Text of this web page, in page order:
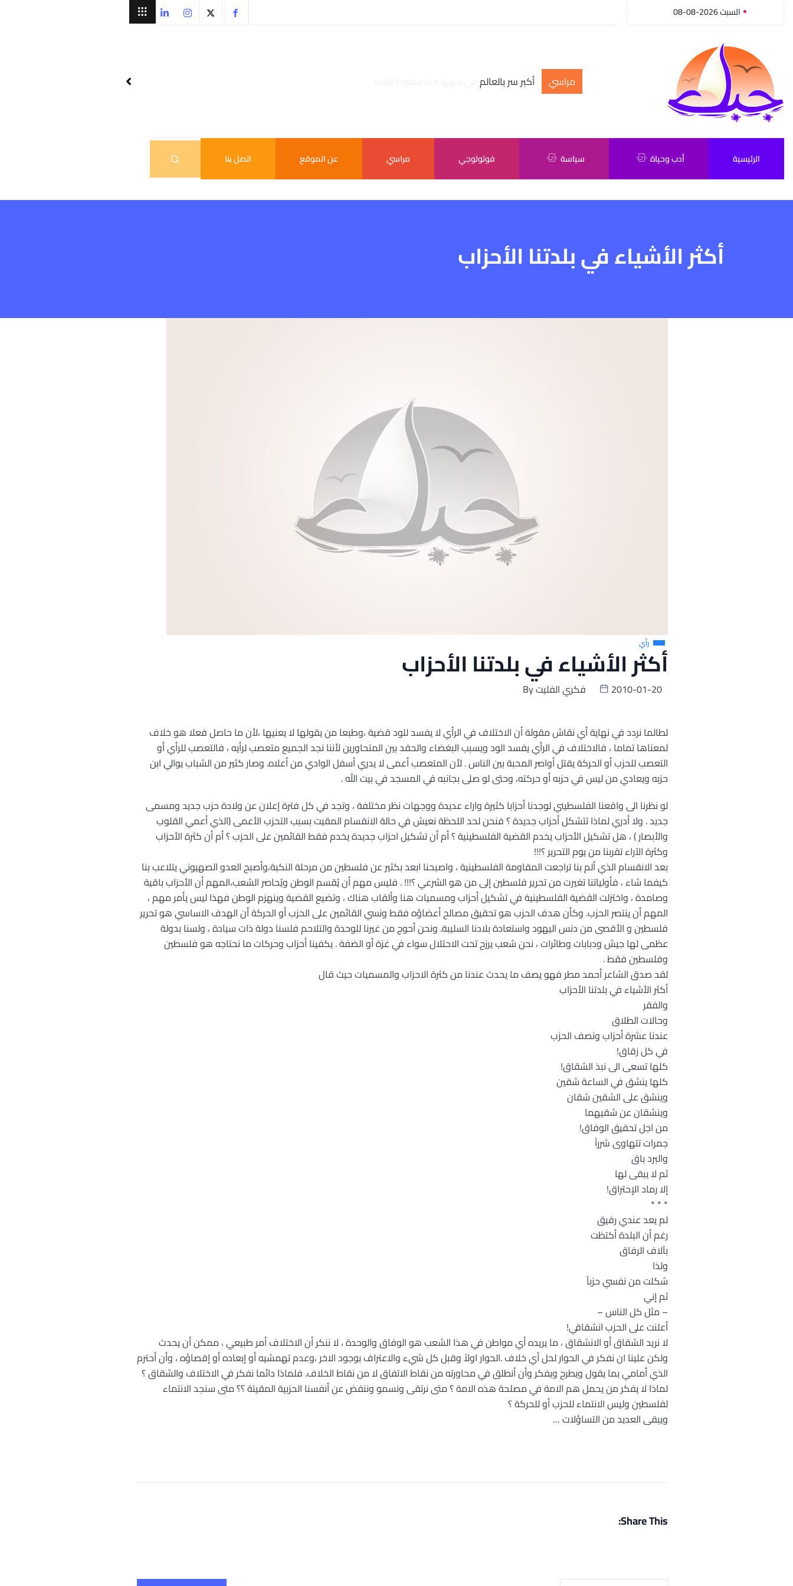
السبت 2026-08-08
مراسي أكبر سر بالعالم
الرئيسية أدب وحياة سياسة فوتولوجي مراسي عن الموقع اتصل بنا
أكثر الأشياء في بلدتنا الأحزاب
رأي
أكثر الأشياء في بلدتنا الأحزاب
Byفكري الفليت 2010-01-20
لطالما نردد في نهاية أي نقاش مقولة أن الاختلاف في الرأي لا يفسد للود قضية ،وطبعا من يقولها لا يعنيها ،لأن ما حاصل فعلا هو خلاف
لمعناها تماما ، فالاختلاف في الرأي يفسد الود ويسبب البغضاء والحقد بين المتحاورين لأننا نجد الجميع متعصب لرأيه ، فالتعصب للرأي أو
التعصب للحزب أو الحركة يقتل أواصر المحبة بين الناس . لأن المتعصب أعمى لا يدري أسفل الوادي من أعلاه. وصار كثير من الشباب يوالي ابن
حزبه ويعادي من ليس في حزبه أو حركته، وحتى لو صلى بجانبه في المسجد في بيت الله .
لو نظرنا الى واقعنا الفلسطيني لوجدنا أحزابا كثيرة واراء عديدة ووجهات نظر مختلفة ، وتجد في كل فترة إعلان عن ولادة حزب جديد ومسمى
جديد . ولا أدري لماذا تتشكل أحزاب جديدة ؟ فنحن لحد اللحظة نعيش في حالة الانقسام المقيت بسبب التحزب الأعمى (الذي أعمي القلوب
والأبصار ) ، هل تشكيل الأحزاب يخدم القضية الفلسطينية ؟ أم أن تشكيل احزاب جديدة يخدم فقط القائمين على الحزب ؟ أم أن كثرة الأحزاب
وكثرة الآراء تقربنا من يوم التحرير ؟!!!
بعد الانقسام الذي ألم بنا تراجعت المقاومة الفلسطينية ، واصبحنا ابعد بكثير عن فلسطين من مرحلة النكبة،وأصبح العدو الصهيوني يتلاعب بنا
كيفما شاء ، فأولياتنا تغيرت من تحرير فلسطين إلى من هو الشرعي ؟!!! . فليس مهم أن يُقسم الوطن ويُحاصر الشعب،المهم أن الأحزاب باقية
وصامدة ، واختزلت القضية الفلسطينية في تشكيل أحزاب ومسميات هنا وألقاب هناك ، وتضيع القضية وينهزم الوطن فهذا ليس يأمر مهم ،
المهم أن ينتصر الحزب. وكأن هدف الحزب هو تحقيق مصالح أعضاؤه فقط ونسي القائمين على الحزب أو الحركة أن الهدف الاساسي هو تحرير
فلسطين و الأقصى من دنس اليهود واستعادة بلادنا السليبة. ونحن أحوج من غيرنا للوحدة والتلاحم فلسنا دولة ذات سيادة ، ولسنا بدولة
عظمى لها جيش ودبابات وطائرات ، نحن شعب يرزح تحت الاحتلال سواء في غزة أو الضفة . يكفينا أحزاب وحركات ما نحتاجه هو فلسطين
وفلسطين فقط .
لقد صدق الشاعر أحمد مطر فهو يصف ما يحدث عندنا من كثرة الاحزاب والمسميات حيث قال
أكثر الأشياء في بلدتنا الأحزاب
والفقر
وحالات الطلاق
عندنا عشرة أحزاب ونصف الحزب
في كل زقاق!
كلها تسعى الى نبذ الشقاق!
كلها ينشق في الساعة شقين
وينشق على الشقين شقان
وينشقان عن شقيهما
من اجل تحقيق الوفاق!
جمرات تتهاوى شرراً
والبرد باق
ثم لا يبقى لها
إلا رماد الإحتراق!
* * *
لم يعد عندي رفيق
رغم أن البلدة أكتظت
بآلاف الرفاق
ولذا
شكلت من نفسي حزباً
ثم إني
– مثل كل الناس –
أعلنت على الحزب انشقاقي!
لا نريد الشقاق أو الانشقاق ، ما يريده أي مواطن في هذا الشعب هو الوفاق والوحدة ، لا ننكر أن الاختلاف أمر طبيعي ، ممكن أن يحدث
ولكن علينا ان نفكر في الحوار لحل أي خلاف .الحوار اولاً وقبل كل شيء والاعتراف بوجود الاخر ،وعدم تهمشيه أو إبعاده أو إقصاؤه ، وأن أحترم
الذي أمامي بما يقول ويطرح ويفكر وأن أنطلق في محاورته من نقاط الاتفاق لا من نقاط الخلاف. فلماذا دائما نفكر في الاختلاف والشقاق ؟
لماذا لا يفكر من يحمل هم الامة في مصلحة هذه الامة ؟ متى نرتقى ونسمو وننفض عن أنفسنا الحزبية المقيتة ؟؟ متى سنجد الانتماء
لفلسطين وليس الانتماء للحزب أو للحركة ؟
ويبقى العديد من التساؤلات …
Share This: